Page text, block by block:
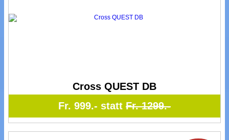
Cross QUEST DB
Fr. 999.- statt Fr. 1299.-